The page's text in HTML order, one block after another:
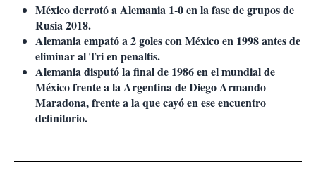
México derrotó a Alemania 1-0 en la fase de grupos de
Rusia 2018.
Alemania empató a 2 goles con México en 1998 antes de
eliminar al Tri en penaltis.
Alemania disputó la final de 1986 en el mundial de
México frente a la Argentina de Diego Armando
Maradona, frente a la que cayó en ese encuentro
definitorio.